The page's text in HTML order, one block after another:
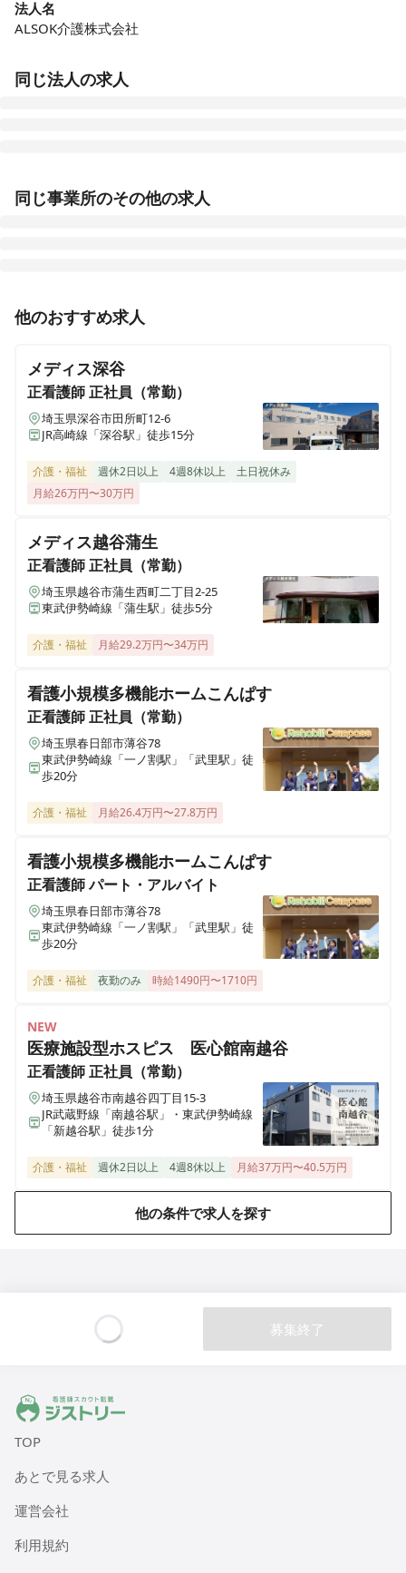
法人名
ALSOK介護株式会社
同じ法人の求人
平あじさい公園
東京都小平市仲町293-5
千葉県船橋市旭町1-25-15
ALSOK介護 サービス付き高齢者向け住宅 アミカの郷流
千葉県流山市おおたかの森西1-23-3
ム） アミカの郷草加谷塚
埼玉県草加市谷塚町1943-1
ALSOK介護 さいたま訪問看護ステーション
東京都西東京市芝久保町2-13-32
ALSOK介護 ショートステイ みんなの家・西尾久
東京都荒川区西尾久3-15-1
ALSOK介護 ショートステイ みんなの家・川越新河岸
埼玉県川越市砂870-4
ALSOK介護 ショートステイ みんなの家・大宮吉野町
埼玉県さいたま市北区吉野町1-356-1
ALSOK介護 デイサービス かたくりの里 町田
東京都町田市中町2-4-5 ヘーベルVillageやまだい中町１階
ALSOK介護 デイサービスかたくりの里 みずほ台
埼玉県富士見市東みずほ台2-15-13
ALSOK介護 デイサービスかたくりの里 相模台
神奈川県相模原市南区相模台団地5-7
ALSOK介護 デイサービスかたくりの里 大蔵
東京都町田市大蔵町482-7
ALSOK介護 デイサービスセンター 遊・戸田
ALSOK介護 介護付有料老人ホーム アミカの郷戸田
埼玉県戸田市新曽南2-8-15
ALSOK介護 介護付有料老人ホーム アミカの郷成増
東京都板橋区三園1-32-2
同じ事業所のその他の求人
准看護師 パート・アルバイト
日勤・日曜定休！ブランク・介護施設未経験ＯＫ＜
正看護師 正社員（常勤）
＜ALSOKの介護＞オンコールなし◎日勤のみ◎デイサー
ビス・看護師
日勤・日曜定休！ブランク・介護施設未経験ＯＫ＜
ALSOKの介護＞デイサービス・看護師
他のおすすめ求人
メディス深谷
正看護師正社員（常勤）
埼玉県深谷市田所町12-6
JR高崎線「深谷駅」徒歩15分
介護・福祉 週休2日以上 4週8休以上
土日祝休み
月給26万円〜30万円
メディス越谷蒲生
正看護師正社員（常勤）
埼玉県越谷市蒲生西町二丁目2-25
東武伊勢崎線「蒲生駅」徒歩5分
介護・福祉 月給29.2万円〜34万円
看護小規模多機能ホームこんぱす
正看護師正社員（常勤）
埼玉県春日部市薄谷78
東武伊勢崎線「一ノ割駅」「武里駅」徒
歩20分
介護・福祉 月給26.4万円〜27.8万円
看護小規模多機能ホームこんぱす
正看護師パート・アルバイト
埼玉県春日部市薄谷78
東武伊勢崎線「一ノ割駅」「武里駅」徒
歩20分
介護・福祉 夜勤のみ 時給1490円〜1710円
NEW
医療施設型ホスピス 医心館南越谷
正看護師正社員（常勤）
埼玉県越谷市南越谷四丁目15-3
JR武蔵野線「南越谷駅」・東武伊勢崎線
「新越谷駅」徒歩1分
介護・福祉 週休2日以上 4週8休以上 月給37万円〜40.5万円
他の条件で求人を探す
募集終了
ジストリー 看護師の転職マッチング
TOP
あとで見る求人
運営会社
利用規約